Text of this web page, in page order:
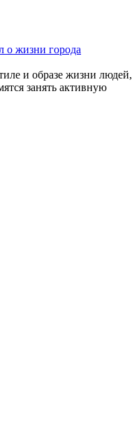
и образе жизни людей,
занять активную